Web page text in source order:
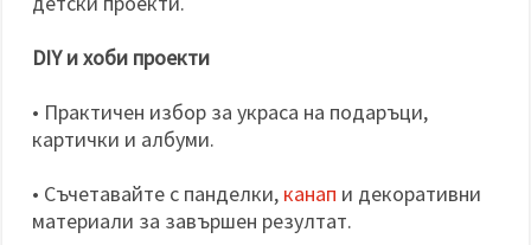
DIY и хоби проекти
• Практичен избор за украса на подаръци,
картички и албуми.
• Съчетавайте с панделки, канап и декоративни
материали за завършен резултат.